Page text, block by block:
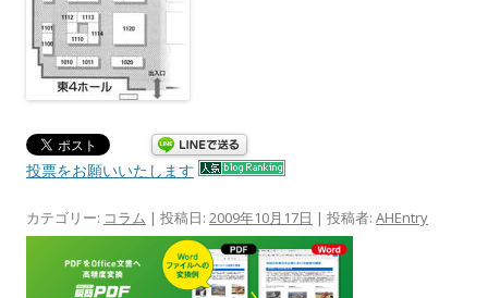
投票をお願いいたします
カテゴリー: コラム | 投稿日: 2009年10月17日 | 投稿者: AHEntry